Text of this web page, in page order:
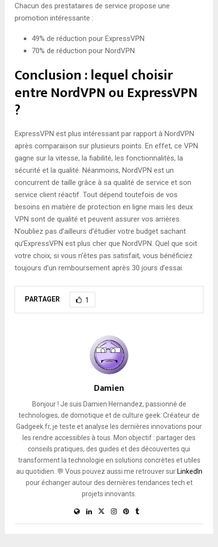
Chacun des prestataires de service propose une
promotion intéressante :
49% de réduction pour ExpressVPN
70% de réduction pour NordVPN
Conclusion : lequel choisir
entre NordVPN ou ExpressVPN
?
ExpressVPN est plus intéressant par rapport à NordVPN
après comparaison sur plusieurs points. En effet, ce VPN
gagne sur la vitesse, la fiabilité, les fonctionnalités, la
sécurité et la qualité. Néanmoins, NordVPN est un
concurrent de taille grâce à sa qualité de service et son
service client réactif. Tout dépend toutefois de vos
besoins en matière de protection en ligne mais les deux
VPN sont de qualité et peuvent assurer vos arrières.
N’oubliez pas d’ailleurs d’étudier votre budget sachant
qu’ExpressVPN est plus cher que NordVPN. Quel que soit
votre choix, si vous n’êtes pas satisfait, vous bénéficiez
toujours d’un remboursement après 30 jours d’essai.
PARTAGER 1
Damien
Bonjour ! Je suis Damien Hernandez, passionné de
technologies, de domotique et de culture geek. Créateur de
Gadgeek.fr, je teste et analyse les dernières innovations pour
les rendre accessibles à tous. Mon objectif : partager des
conseils pratiques, des guides et des découvertes qui
transforment la technologie en solutions concrètes et utiles
au quotidien. 💬 Vous pouvez aussi me retrouver sur LinkedIn
pour échanger autour des dernières tendances tech et
projets innovants.